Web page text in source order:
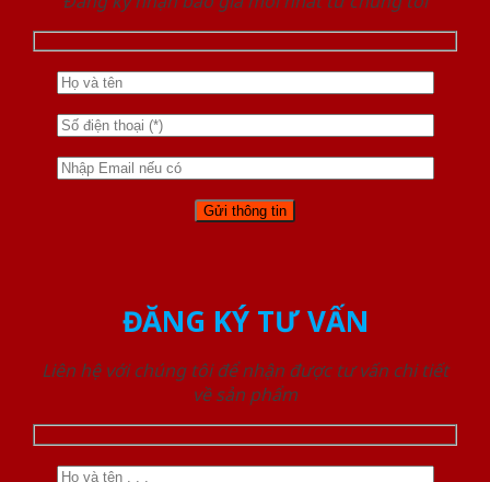
ĐĂNG KÝ TƯ VẤN
Liên hệ với chúng tôi để nhận được tư vấn chi tiết
về sản phẩm